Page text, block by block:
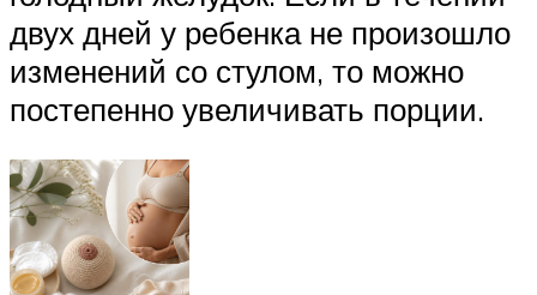
двух дней у ребенка не произошло
изменений со стулом, то можно
постепенно увеличивать порции.